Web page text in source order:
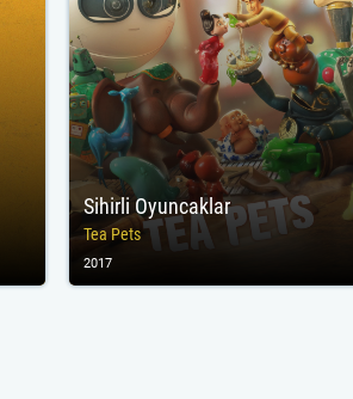
Sihirli Oyuncaklar
Tea Pets
2017